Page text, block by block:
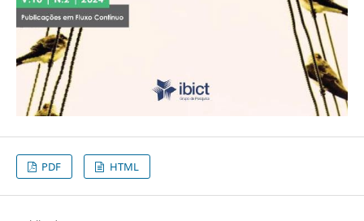
PDF HTML